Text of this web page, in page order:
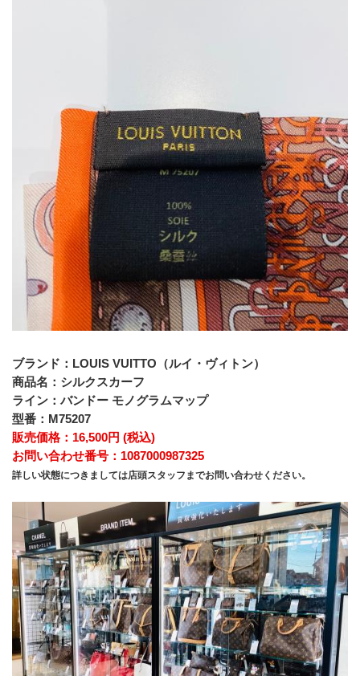
ブランド：LOUIS VUITTO（ルイ・ヴィトン）
商品名：シルクスカーフ
ライン：バンドー モノグラムマップ
型番：M75207
販売価格：16,500円 (税込)
お問い合わせ番号：1087000987325
詳しい状態につきましては店頭スタッフまでお問い合わせください。